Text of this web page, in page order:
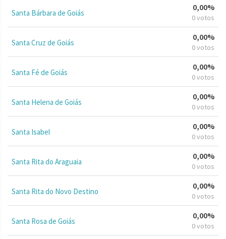
Santa Bárbara de Goiás
0,00%
0 votos
Santa Cruz de Goiás
0,00%
0 votos
Santa Fé de Goiás
0,00%
0 votos
Santa Helena de Goiás
0,00%
0 votos
Santa Isabel
0,00%
0 votos
Santa Rita do Araguaia
0,00%
0 votos
Santa Rita do Novo Destino
0,00%
0 votos
Santa Rosa de Goiás
0,00%
0 votos